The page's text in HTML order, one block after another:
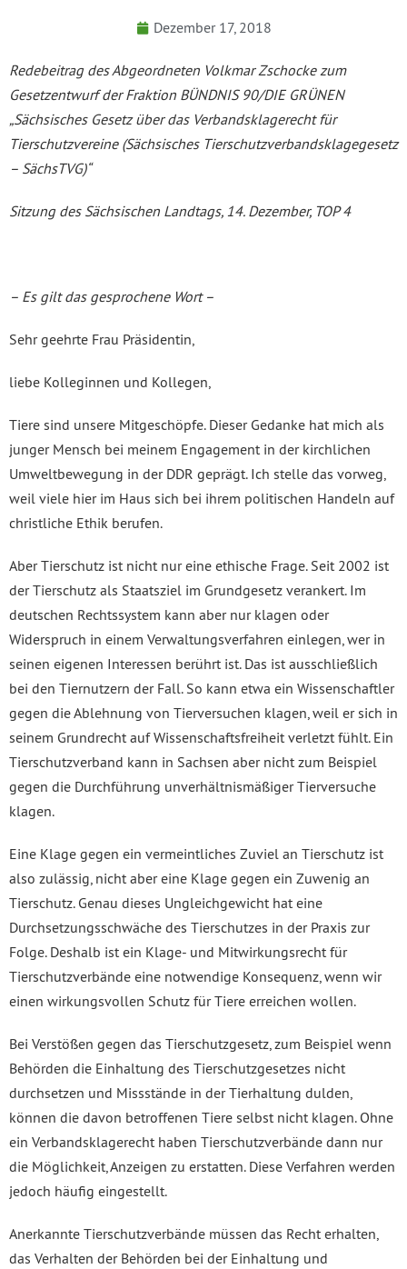
Dezember 17, 2018
Redebeitrag des Abgeordneten Volkmar Zschocke zum
Gesetzentwurf der Fraktion BÜNDNIS 90/DIE GRÜNEN
„Sächsisches Gesetz über das Verbandsklagerecht für
Tierschutzvereine (Sächsisches Tierschutzverbandsklagegesetz
– SächsTVG)“
Sitzung des Sächsischen Landtags, 14. Dezember, TOP 4
– Es gilt das gesprochene Wort –
Sehr geehrte Frau Präsidentin,
liebe Kolleginnen und Kollegen,
Tiere sind unsere Mitgeschöpfe. Dieser Gedanke hat mich als
junger Mensch bei meinem Engagement in der kirchlichen
Umweltbewegung in der DDR geprägt. Ich stelle das vorweg,
weil viele hier im Haus sich bei ihrem politischen Handeln auf
christliche Ethik berufen.
Aber Tierschutz ist nicht nur eine ethische Frage. Seit 2002 ist
der Tierschutz als Staatsziel im Grundgesetz verankert. Im
deutschen Rechtssystem kann aber nur klagen oder
Widerspruch in einem Verwaltungsverfahren einlegen, wer in
seinen eigenen Interessen berührt ist. Das ist ausschließlich
bei den Tiernutzern der Fall. So kann etwa ein Wissenschaftler
gegen die Ablehnung von Tierversuchen klagen, weil er sich in
seinem Grundrecht auf Wissenschaftsfreiheit verletzt fühlt. Ein
Tierschutzverband kann in Sachsen aber nicht zum Beispiel
gegen die Durchführung unverhältnismäßiger Tierversuche
klagen.
Eine Klage gegen ein vermeintliches Zuviel an Tierschutz ist
also zulässig, nicht aber eine Klage gegen ein Zuwenig an
Tierschutz. Genau dieses Ungleichgewicht hat eine
Durchsetzungsschwäche des Tierschutzes in der Praxis zur
Folge. Deshalb ist ein Klage- und Mitwirkungsrecht für
Tierschutzverbände eine notwendige Konsequenz, wenn wir
einen wirkungsvollen Schutz für Tiere erreichen wollen.
Bei Verstößen gegen das Tierschutzgesetz, zum Beispiel wenn
Behörden die Einhaltung des Tierschutzgesetzes nicht
durchsetzen und Missstände in der Tierhaltung dulden,
können die davon betroffenen Tiere selbst nicht klagen. Ohne
ein Verbandsklagerecht haben Tierschutzverbände dann nur
die Möglichkeit, Anzeigen zu erstatten. Diese Verfahren werden
jedoch häufig eingestellt.
Anerkannte Tierschutzverbände müssen das Recht erhalten,
das Verhalten der Behörden bei der Einhaltung und